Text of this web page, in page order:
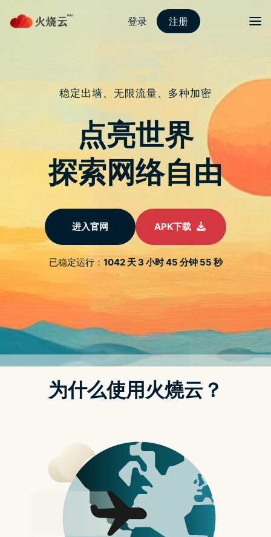
至
正
文 protonvpn下载
pdfforge 线上免费 PDF 多功能工具，提供转
PDF 可说是现今很常会需要用到的格式，无论是工作、上课等都
有可能用到，不过大多数好用的 PDF 软体都需要付费，而且提供
行编辑、转档之类时，就可以使用 pdfforge 这款免费线上工
具，提供非常多功能，而且完全免费，也几乎没有广告。
pdfforge 免费 PDF 多功能线上工具介绍
进到 pdfforge 网站之後，就能看到所有免费 PDF 工具，总共有
三大类「Convert」、「Edit」与「Organize」，转档部分，
PDF 转其他格式有 Word、Excel、PDF/A，其他格式转 PDF 有
Office 系列、HTML、Markdown，另外还提供从 PDF 档案中提
取文字或图片、以及 OCR 功能，相当丰富：
Organize 就只有两个工具，比较 PDF 与验证 PDF/A：
以图片转档 PDF 档为例，进到工具页面後，就可以把要转成 PDF
图片拖曳进来，或点击 Select fine 手动选择，可多张图片转换成
一个 PDF 档，也提供网址汇入功能。图片格式支援 GIF、PNG、